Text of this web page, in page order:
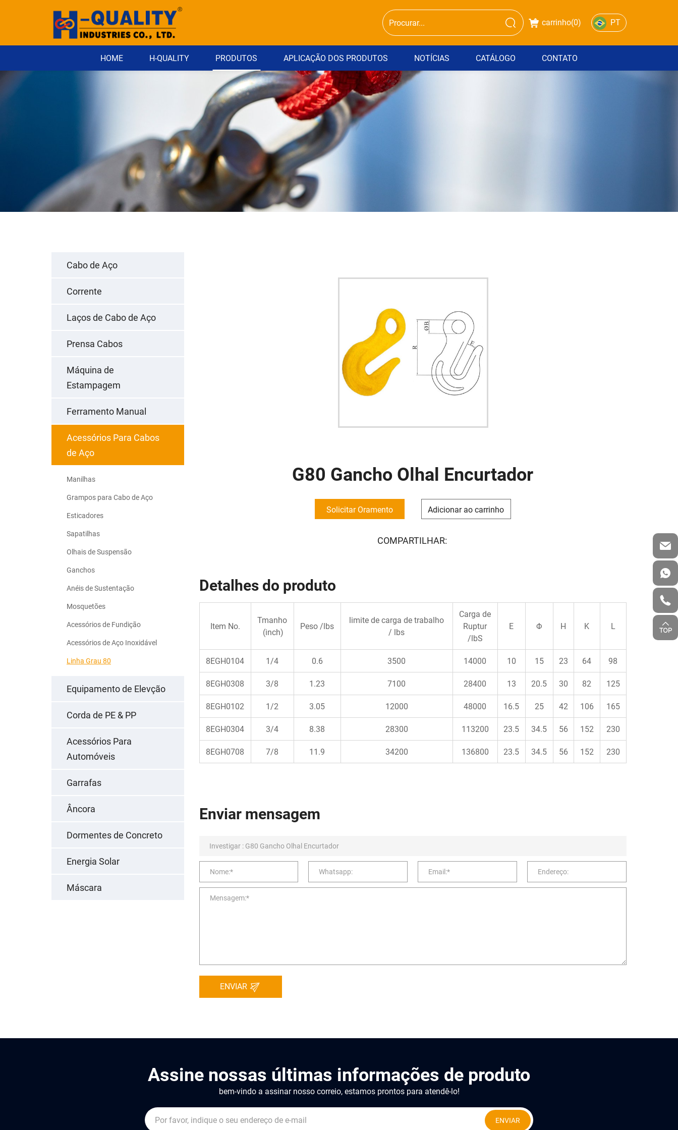
carrinho(0) PT
HOME H-QUALITY PRODUTOS APLICAÇÃO DOS PRODUTOS NOTÍCIAS CATÁLOGO CONTATO
Cabo de Aço
Corrente
Laços de Cabo de Aço
Prensa Cabos
Máquina de
Estampagem
Ferramento Manual
Acessórios Para Cabos
de Aço
Manilhas
Grampos para Cabo de Aço
Esticadores
Sapatilhas
Olhais de Suspensão
Ganchos
Anéis de Sustentação
Mosquetões
Acessórios de Fundição
Acessórios de Aço Inoxidável
Linha Grau 80
Equipamento de Elevção
Corda de PE & PP
Acessórios Para
Automóveis
Garrafas
Âncora
Dormentes de Concreto
Energia Solar
Máscara
G80 Gancho Olhal Encurtador
Solicitar Oramento Adicionar ao carrinho
COMPARTILHAR:
Detalhes do produto
Item No.
Tmanho
(inch)
Peso /lbs
limite de carga de trabalho
/ lbs
Carga de
Ruptur
/lbS
E Φ H K L
8EGH0104 1/4 0.6 3500 14000 10 15 23 64 98
8EGH0308 3/8 1.23 7100 28400 13 20.5 30 82 125
8EGH0102 1/2 3.05 12000 48000 16.5 25 42 106 165
8EGH0304 3/4 8.38 28300 113200 23.5 34.5 56 152 230
8EGH0708 7/8 11.9 34200 136800 23.5 34.5 56 152 230
Enviar mensagem
ENVIAR
Assine nossas últimas informações de produto
bem-vindo a assinar nosso correio, estamos prontos para atendê-lo!
ENVIAR